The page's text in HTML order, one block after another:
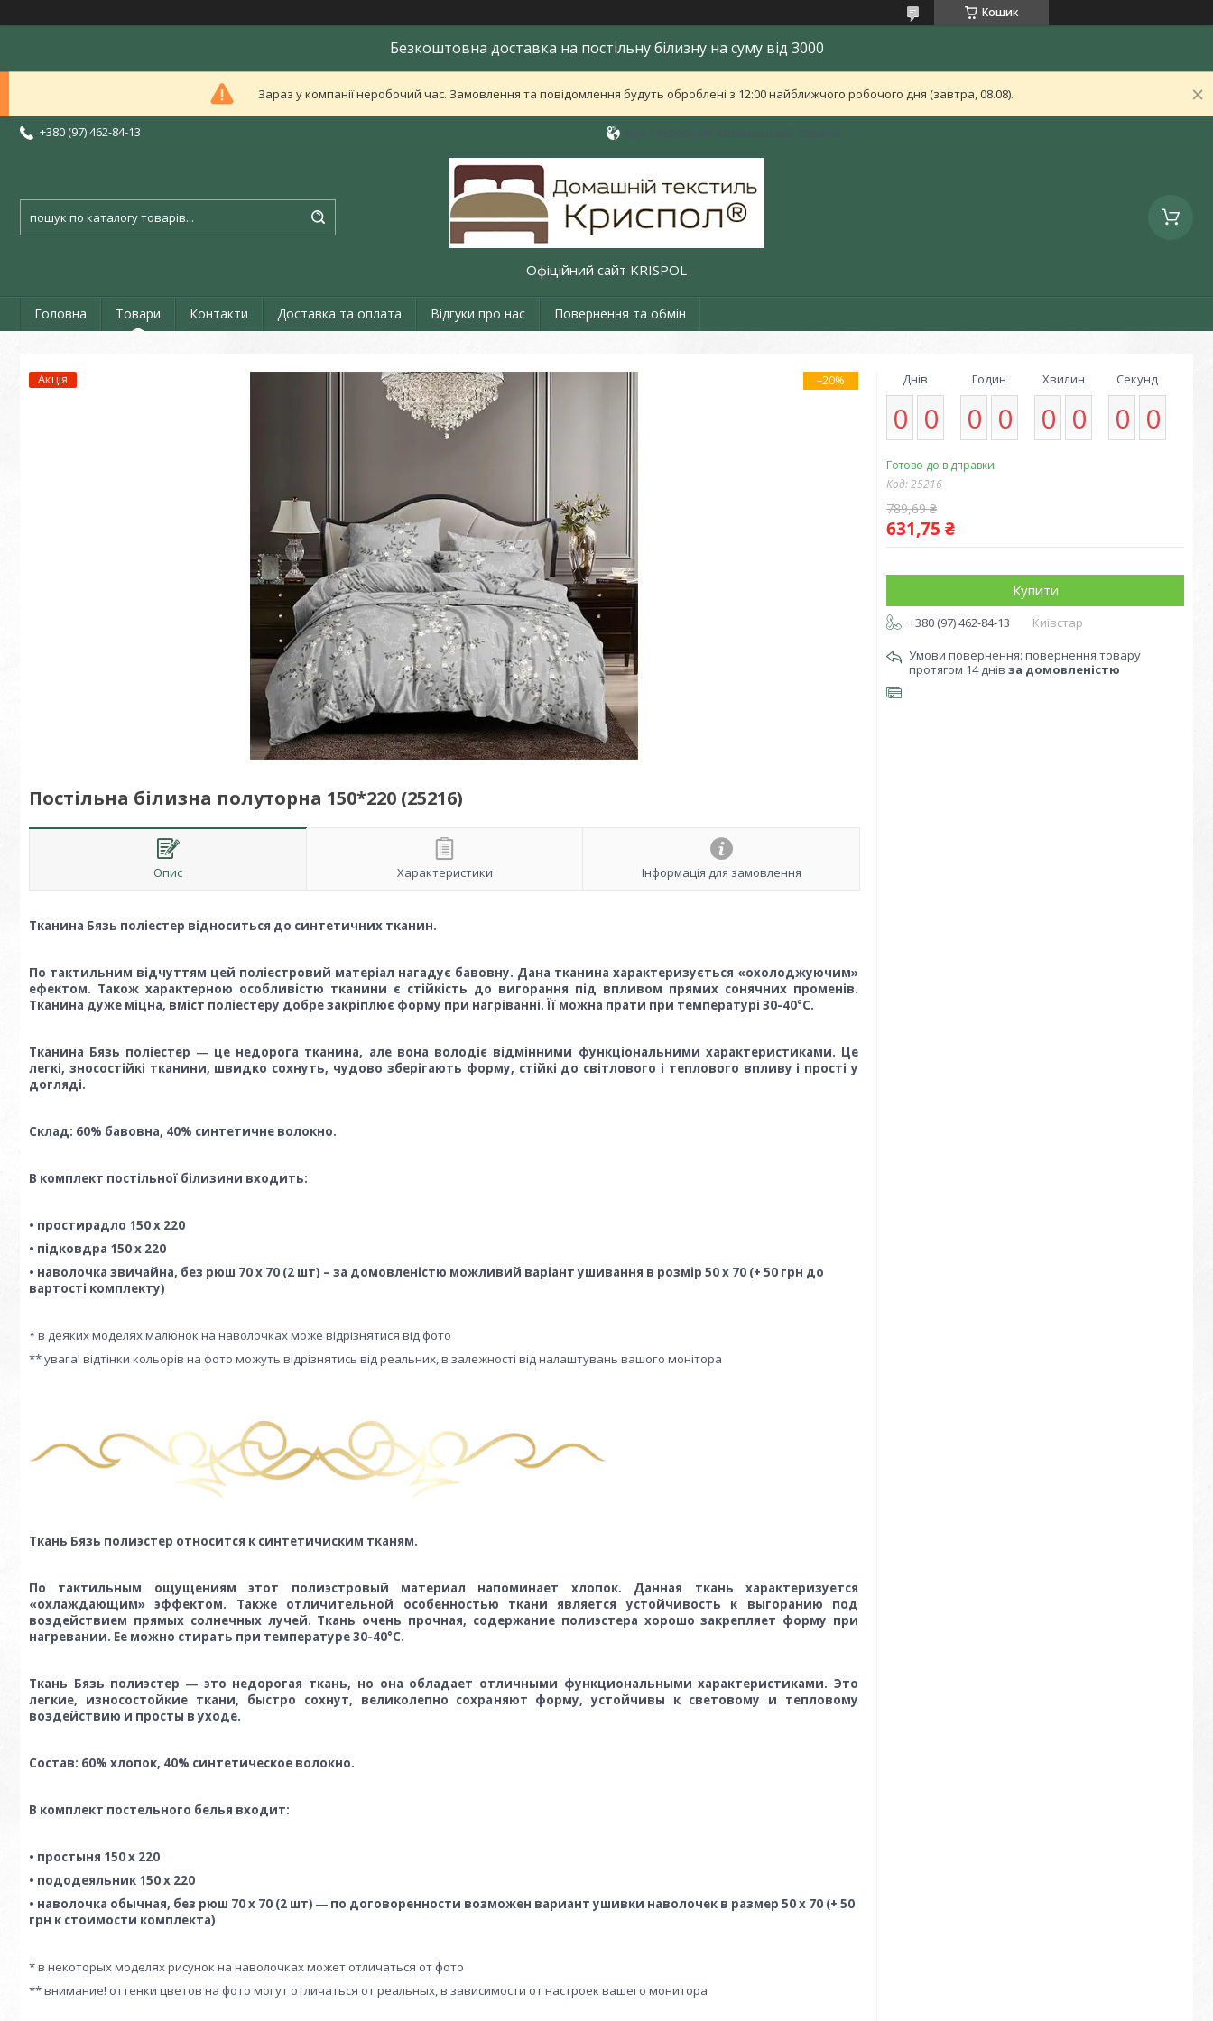
Кошик
Безкоштовна доставка на постільну білизну на суму від 3000
Зараз у компанії неробочий час. Замовлення та повідомлення будуть оброблені з 12:00 найближчого робочого дня (завтра, 08.08).
+380 (97) 462-84-13
Офіційний сайт KRISPOL
Головна Товари Контакти Доставка та оплата Відгуки про нас Повернення та обмін
Акція –20%
Постільна білизна полуторна 150*220 (25216)
Опис Характеристики Інформація для замовлення
Тканина Бязь поліестер відноситься до синтетичних тканин.
По тактильним відчуттям цей поліестровий матеріал нагадує бавовну. Дана тканина характеризується «охолоджуючим»
ефектом. Також характерною особливістю тканини є стійкість до вигорання під впливом прямих сонячних променів.
Тканина дуже міцна, вміст поліестеру добре закріплює форму при нагріванні. Її можна прати при температурі 30-40°C.
Тканина Бязь поліестер ― це недорога тканина, але вона володіє відмінними функціональними характеристиками. Це
легкі, зносостійкі тканини, швидко сохнуть, чудово зберігають форму, стійкі до світлового і теплового впливу і прості у
догляді.
Склад: 60% бавовна, 40% синтетичне волокно.
В комплект постільної білизини входить:
• простирадло 150 х 220
• підковдра 150 х 220
• наволочка звичайна, без рюш 70 х 70 (2 шт) – за домовленістю можливий варіант ушивання в розмір 50 х 70 (+ 50 грн до
вартості комплекту)
* в деяких моделях малюнок на наволочках може відрізнятися від фото
** увага! відтінки кольорів на фото можуть відрізнятись від реальних, в залежності від налаштувань вашого монітора
Ткань Бязь полиэстер относится к синтетичиским тканям.
По тактильным ощущениям этот полиэстровый материал напоминает хлопок. Данная ткань характеризуется
«охлаждающим» эффектом. Также отличительной особенностью ткани является устойчивость к выгоранию под
воздействием прямых солнечных лучей. Ткань очень прочная, содержание полиэстера хорошо закрепляет форму при
нагревании. Ее можно стирать при температуре 30-40°C.
Ткань Бязь полиэстер ― это недорогая ткань, но она обладает отличными функциональными характеристиками. Это
легкие, износостойкие ткани, быстро сохнут, великолепно сохраняют форму, устойчивы к световому и тепловому
воздействию и просты в уходе.
Состав: 60% хлопок, 40% синтетическое волокно.
В комплект постельного белья входит:
• простыня 150 х 220
• пододеяльник 150 х 220
• наволочка обычная, без рюш 70 х 70 (2 шт) ― по договоренности возможен вариант ушивки наволочек в размер 50 х 70 (+ 50
грн к стоимости комплекта)
* в некоторых моделях рисунок на наволочках может отличаться от фото
** внимание! оттенки цветов на фото могут отличаться от реальных, в зависимости от настроек вашего монитора
Днів
0 0
Годин
0 0
Хвилин
0 0
Секунд
0 0
Готово до відправки
Код:25216
789,69 ₴
631,75 ₴
Купити
+380 (97) 462-84-13
Київстар
повернення товару
протягом 14 днів за домовленістю